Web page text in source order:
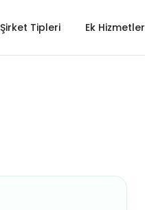
Şirket Tipleri Ek Hizmetler